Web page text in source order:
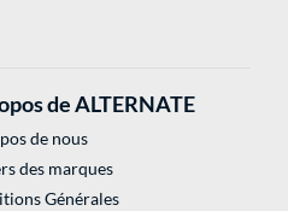
de ALTERNATE
de nous
des marques
Générales